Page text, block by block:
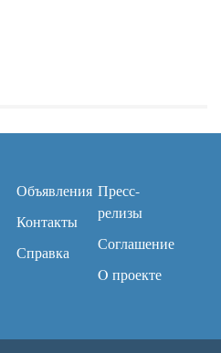
Объявления
Контакты
Справка
Пресс-
релизы
Соглашение
O проекте